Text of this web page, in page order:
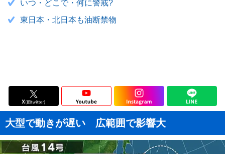
いつ・どこで・何に警戒?
東日本・北日本も油断禁物
大型で動きが遅い 広範囲で影響大